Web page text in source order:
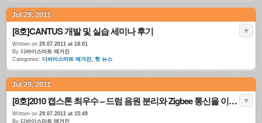
Jul 29, 2011
[8호]CANTUS 개발 및 실습 세미나 후기
Written on 29.07.2011 at 18:01
By 디바이스마트 매거진
Categories: 디바이스마트 매거진, 핫 뉴스
Jul 29, 2011
[8호]2010 캡스톤 최우수 – 드럼 음원 분리와 Zigbee 통신을 이용한 전자드럼
Written on 29.07.2011 at 15:49
By 디바이스마트 매거진